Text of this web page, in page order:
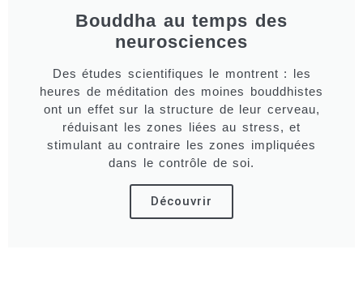
Bouddha au temps des
neurosciences
Des études scientifiques le montrent : les
heures de méditation des moines bouddhistes
ont un effet sur la structure de leur cerveau,
réduisant les zones liées au stress, et
stimulant au contraire les zones impliquées
dans le contrôle de soi.
Découvrir